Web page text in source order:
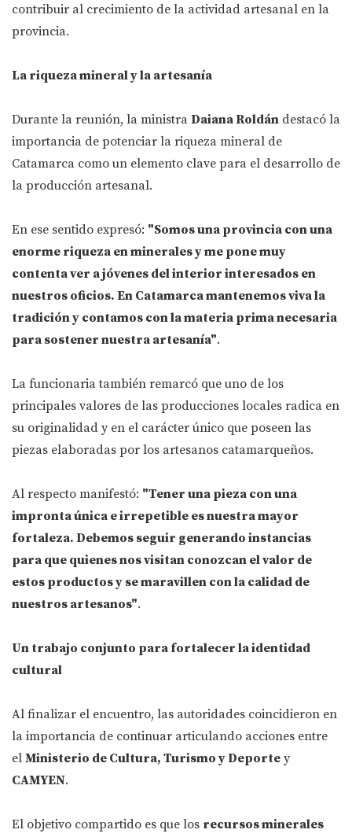
contribuir al crecimiento de la actividad artesanal en la
provincia.
La riqueza mineral y la artesanía
Durante la reunión, la ministra Daiana Roldán destacó la
importancia de potenciar la riqueza mineral de
Catamarca como un elemento clave para el desarrollo de
la producción artesanal.
En ese sentido expresó: "Somos una provincia con una
enorme riqueza en minerales y me pone muy
contenta ver a jóvenes del interior interesados en
nuestros oficios. En Catamarca mantenemos viva la
tradición y contamos con la materia prima necesaria
para sostener nuestra artesanía".
La funcionaria también remarcó que uno de los
principales valores de las producciones locales radica en
su originalidad y en el carácter único que poseen las
piezas elaboradas por los artesanos catamarqueños.
Al respecto manifestó: "Tener una pieza con una
impronta única e irrepetible es nuestra mayor
fortaleza. Debemos seguir generando instancias
para que quienes nos visitan conozcan el valor de
estos productos y se maravillen con la calidad de
nuestros artesanos".
Un trabajo conjunto para fortalecer la identidad
cultural
Al finalizar el encuentro, las autoridades coincidieron en
la importancia de continuar articulando acciones entre
el Ministerio de Cultura, Turismo y Deporte y
CAMYEN.
El objetivo compartido es que los recursos minerales